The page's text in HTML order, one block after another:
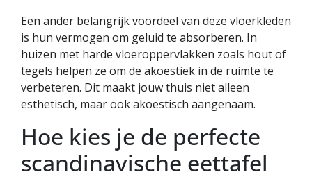
Een ander belangrijk voordeel van deze vloerkleden
is hun vermogen om geluid te absorberen. In
huizen met harde vloeroppervlakken zoals hout of
tegels helpen ze om de akoestiek in de ruimte te
verbeteren. Dit maakt jouw thuis niet alleen
esthetisch, maar ook akoestisch aangenaam.
Hoe kies je de perfecte
scandinavische eettafel